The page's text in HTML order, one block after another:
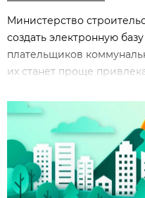
Министерство
создать электронную
плательщиков
их станет проще